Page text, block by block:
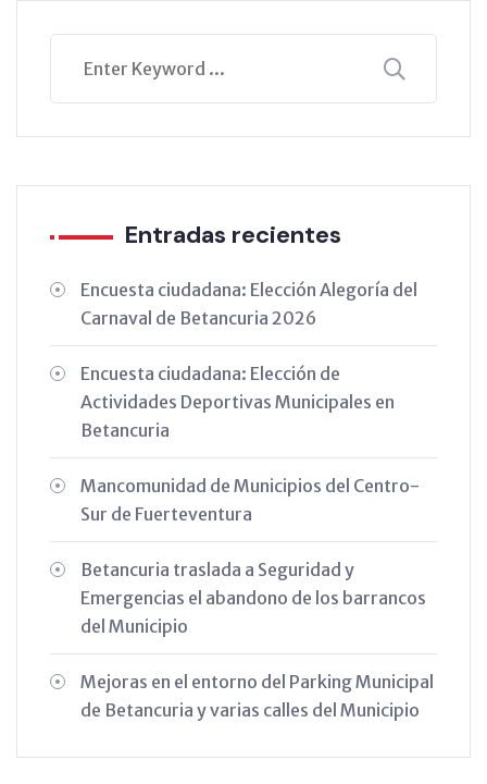
Entradas recientes
Encuesta ciudadana: Elección Alegoría del
Carnaval de Betancuria 2026
Encuesta ciudadana: Elección de
Actividades Deportivas Municipales en
Betancuria
Mancomunidad de Municipios del Centro-
Sur de Fuerteventura
Betancuria traslada a Seguridad y
Emergencias el abandono de los barrancos
del Municipio
Mejoras en el entorno del Parking Municipal
de Betancuria y varias calles del Municipio